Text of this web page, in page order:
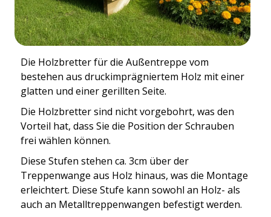
Die Holzbretter für die Außentreppe vom
bestehen aus druckimprägniertem Holz mit einer
glatten und einer gerillten Seite.
Die Holzbretter sind nicht vorgebohrt, was den
Vorteil hat, dass Sie die Position der Schrauben
frei wählen können.
Diese Stufen stehen ca. 3cm über der
Treppenwange aus Holz hinaus, was die Montage
erleichtert. Diese Stufe kann sowohl an Holz- als
auch an Metalltreppenwangen befestigt werden.